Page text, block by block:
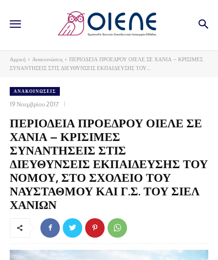
Αρχική Ανακοινώσεις
ΠΕΡΙΟΔΕΙΑ ΠΡΟΕΔΡΟΥ ΟΙΕΛΕ ΣΕ ΧΑΝΙΑ – ΚΡΙΣΙΜΕΣ
ΣΥΝΑΝΤΗΣΕΙΣ ΣΤΙΣ ΔΙΕΥΘΥΝΣΕΙΣ ΕΚΠΑΙΔΕΥΣΗΣ ΤΟΥ...
ΑΝΑΚΟΙΝΏΣΕΙΣ
19 Νοεμβρίου 2017
ΠΕΡΙΟΔΕΙΑ ΠΡΟΕΔΡΟΥ ΟΙΕΛΕ ΣΕ
ΧΑΝΙΑ – ΚΡΙΣΙΜΕΣ
ΣΥΝΑΝΤΗΣΕΙΣ ΣΤΙΣ
ΔΙΕΥΘΥΝΣΕΙΣ ΕΚΠΑΙΔΕΥΣΗΣ ΤΟΥ
ΝΟΜΟΥ, ΣΤΟ ΣΧΟΛΕΙΟ ΤΟΥ
ΝΑΥΣΤΑΘΜΟΥ ΚΑΙ Γ.Σ. ΤΟΥ ΣΙΕΛ
ΧΑΝΙΩΝ